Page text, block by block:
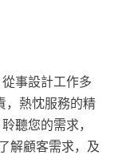
事設計工作多
，熱忱服務的精
聽您的需求，
解顧客需求，及